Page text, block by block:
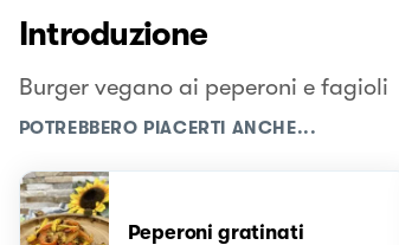
Introduzione
Burger vegano ai peperoni e fagioli
POTREBBERO PIACERTI ANCHE...
Peperoni gratinati